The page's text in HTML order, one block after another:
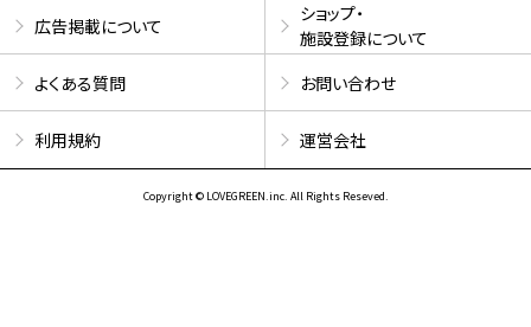
広告掲載について
ショップ・
施設登録について
よくある質問
お問い合わせ
利用規約 運営会社
Copyright © LOVEGREEN.inc. All Rights Reseved.